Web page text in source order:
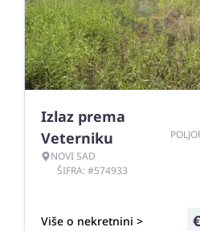
Izlaz prema
Veterniku
NOVI SAD
ŠIFRA: #574933
Više o nekretnini > €